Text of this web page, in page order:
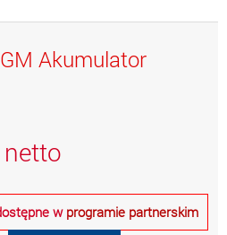
Akumulator
netto
w programie partnerskim